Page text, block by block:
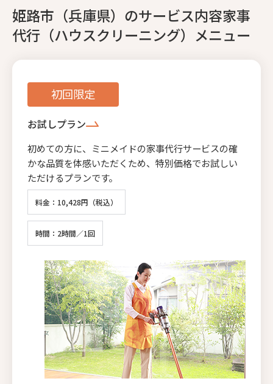
姫路市（兵庫県）のサービス内容家事
代行（ハウスクリーニング）メニュー
初回限定
お試しプラン
初めての方に、ミニメイドの家事代行サービスの確
かな品質を体感いただくため、特別価格でお試しい
ただけるプランです。
料金：10,428円（税込）
時間：2時間／1回